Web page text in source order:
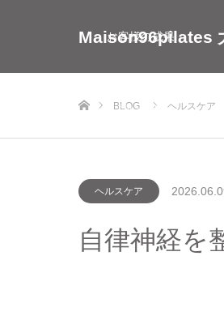
Maison96pilates
お客様の成果
お問い合わせ
BLOG ヘルスケア
ヘルスケア
自律神経を